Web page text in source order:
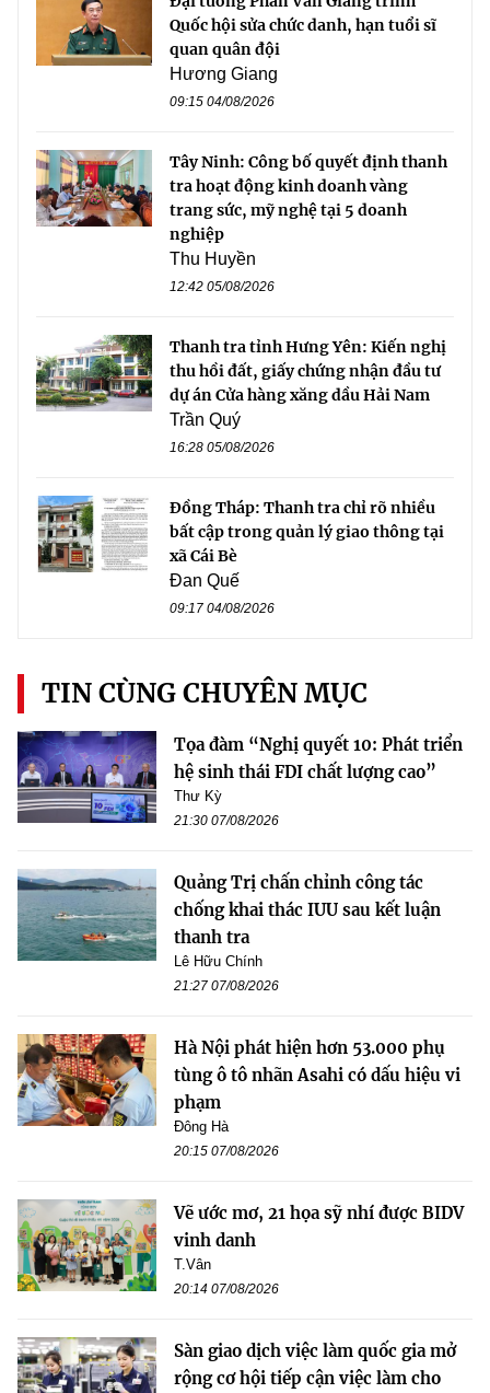
Quốc hội sửa chức danh, hạn tuổi sĩ
quan quân đội
Hương Giang
09:15 04/08/2026
Tây Ninh: Công bố quyết định thanh
tra hoạt động kinh doanh vàng
trang sức, mỹ nghệ tại 5 doanh
nghiệp
Thu Huyền
12:42 05/08/2026
Thanh tra tỉnh Hưng Yên: Kiến nghị
thu hồi đất, giấy chứng nhận đầu tư
dự án Cửa hàng xăng dầu Hải Nam
Trần Quý
16:28 05/08/2026
Đồng Tháp: Thanh tra chỉ rõ nhiều
bất cập trong quản lý giao thông tại
xã Cái Bè
Đan Quế
09:17 04/08/2026
TIN CÙNG CHUYÊN MỤC
Tọa đàm “Nghị quyết 10: Phát triển
hệ sinh thái FDI chất lượng cao”
Thư Kỳ
21:30 07/08/2026
Quảng Trị chấn chỉnh công tác
chống khai thác IUU sau kết luận
thanh tra
Lê Hữu Chính
21:27 07/08/2026
Hà Nội phát hiện hơn 53.000 phụ
tùng ô tô nhãn Asahi có dấu hiệu vi
phạm
Đông Hà
20:15 07/08/2026
Vẽ ước mơ, 21 họa sỹ nhí được BIDV
vinh danh
T.Vân
20:14 07/08/2026
Sàn giao dịch việc làm quốc gia mở
rộng cơ hội tiếp cận việc làm cho